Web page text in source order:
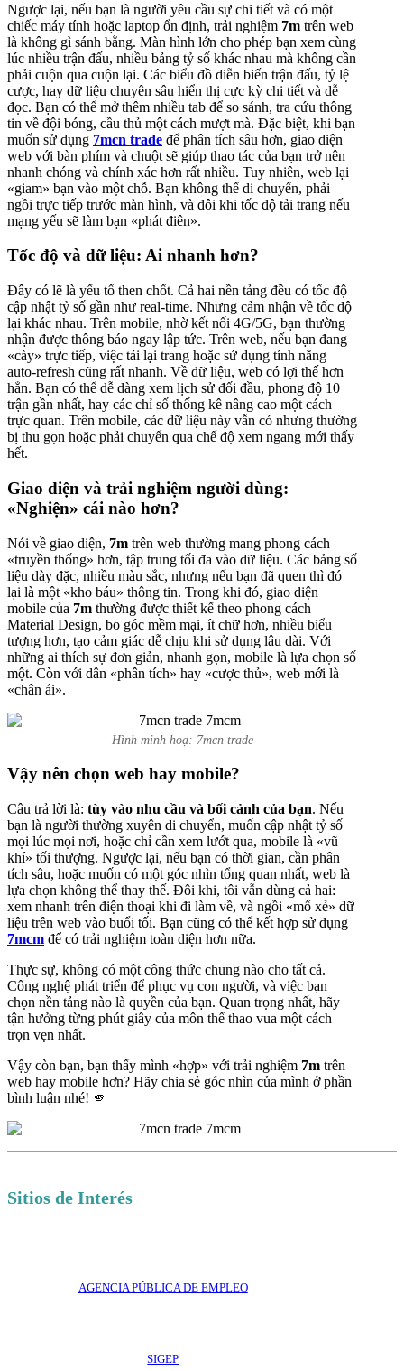
Ngược lại, nếu bạn là người yêu cầu sự chi tiết và có một
chiếc máy tính hoặc laptop ổn định, trải nghiệm 7m trên web
là không gì sánh bằng. Màn hình lớn cho phép bạn xem cùng
lúc nhiều trận đấu, nhiều bảng tỷ số khác nhau mà không cần
phải cuộn qua cuộn lại. Các biểu đồ diễn biến trận đấu, tỷ lệ
cược, hay dữ liệu chuyên sâu hiển thị cực kỳ chi tiết và dễ
đọc. Bạn có thể mở thêm nhiều tab để so sánh, tra cứu thông
tin về đội bóng, cầu thủ một cách mượt mà. Đặc biệt, khi bạn
muốn sử dụng 7mcn trade để phân tích sâu hơn, giao diện
web với bàn phím và chuột sẽ giúp thao tác của bạn trở nên
nhanh chóng và chính xác hơn rất nhiều. Tuy nhiên, web lại
«giam» bạn vào một chỗ. Bạn không thể di chuyển, phải
ngồi trực tiếp trước màn hình, và đôi khi tốc độ tải trang nếu
mạng yếu sẽ làm bạn «phát điên».
Tốc độ và dữ liệu: Ai nhanh hơn?
Đây có lẽ là yếu tố then chốt. Cả hai nền tảng đều có tốc độ
cập nhật tỷ số gần như real-time. Nhưng cảm nhận về tốc độ
lại khác nhau. Trên mobile, nhờ kết nối 4G/5G, bạn thường
nhận được thông báo ngay lập tức. Trên web, nếu bạn đang
«cày» trực tiếp, việc tải lại trang hoặc sử dụng tính năng
auto-refresh cũng rất nhanh. Về dữ liệu, web có lợi thế hơn
hẳn. Bạn có thể dễ dàng xem lịch sử đối đầu, phong độ 10
trận gần nhất, hay các chỉ số thống kê nâng cao một cách
trực quan. Trên mobile, các dữ liệu này vẫn có nhưng thường
bị thu gọn hoặc phải chuyển qua chế độ xem ngang mới thấy
hết.
Giao diện và trải nghiệm người dùng:
«Nghiện» cái nào hơn?
Nói về giao diện, 7m trên web thường mang phong cách
«truyền thống» hơn, tập trung tối đa vào dữ liệu. Các bảng số
liệu dày đặc, nhiều màu sắc, nhưng nếu bạn đã quen thì đó
lại là một «kho báu» thông tin. Trong khi đó, giao diện
mobile của 7m thường được thiết kế theo phong cách
Material Design, bo góc mềm mại, ít chữ hơn, nhiều biểu
tượng hơn, tạo cảm giác dễ chịu khi sử dụng lâu dài. Với
những ai thích sự đơn giản, nhanh gọn, mobile là lựa chọn số
một. Còn với dân «phân tích» hay «cược thủ», web mới là
«chân ái».
Hình minh hoạ: 7mcn trade
Vậy nên chọn web hay mobile?
Câu trả lời là: tùy vào nhu cầu và bối cảnh của bạn. Nếu
bạn là người thường xuyên di chuyển, muốn cập nhật tỷ số
mọi lúc mọi nơi, hoặc chỉ cần xem lướt qua, mobile là «vũ
khí» tối thượng. Ngược lại, nếu bạn có thời gian, cần phân
tích sâu, hoặc muốn có một góc nhìn tổng quan nhất, web là
lựa chọn không thể thay thế. Đôi khi, tôi vẫn dùng cả hai:
xem nhanh trên điện thoại khi đi làm về, và ngồi «mổ xẻ» dữ
liệu trên web vào buổi tối. Bạn cũng có thể kết hợp sử dụng
7mcm để có trải nghiệm toàn diện hơn nữa.
Thực sự, không có một công thức chung nào cho tất cả.
Công nghệ phát triển để phục vụ con người, và việc bạn
chọn nền tảng nào là quyền của bạn. Quan trọng nhất, hãy
tận hưởng từng phút giây của môn thể thao vua một cách
trọn vẹn nhất.
Vậy còn bạn, bạn thấy mình «hợp» với trải nghiệm 7m trên
web hay mobile hơn? Hãy chia sẻ góc nhìn của mình ở phần
bình luận nhé! 🫵
Sitios de Interés
AGENCIA PÚBLICA DE EMPLEO
SIGEP